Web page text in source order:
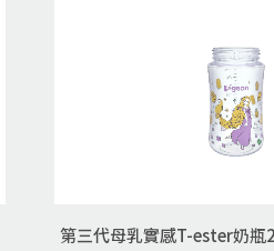
第三代母乳實感T-ester奶